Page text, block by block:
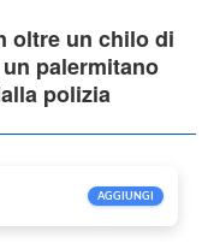
oltre un chilo di
palermitano
polizia
AGGIUNGI